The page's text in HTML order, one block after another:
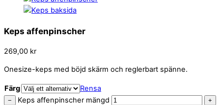
Keps affenpinscher
269,00 kr
Onesize-keps med böjd skärm och reglerbart spänne.
Färg Rensa
− Keps affenpinscher mängd
+